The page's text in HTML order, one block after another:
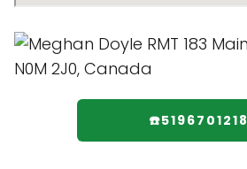
☎️5196701218